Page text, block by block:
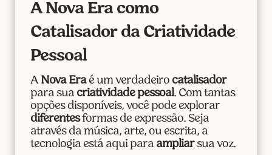
A Nova Era como
Catalisador da Criatividade
Pessoal
A Nova Eraé um verdadeiro catalisador
para sua criatividade pessoal. Com tantas
opções disponíveis, você pode explorar
diferentesformas de expressão. Seja
através da música, arte, ou escrita, a
tecnologia está aqui para ampliarsua voz.